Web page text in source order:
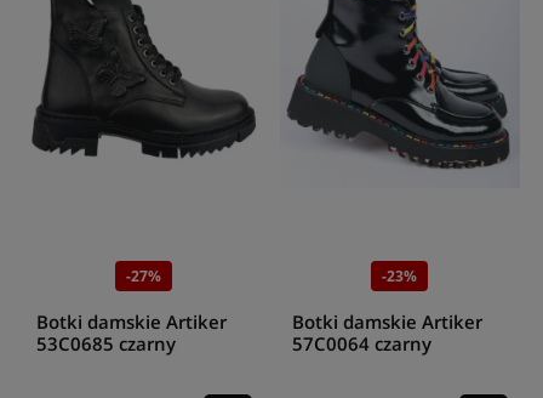
-27%
Botki damskie Artiker
53C0685 czarny
-23%
Botki damskie Artiker
57C0064 czarny